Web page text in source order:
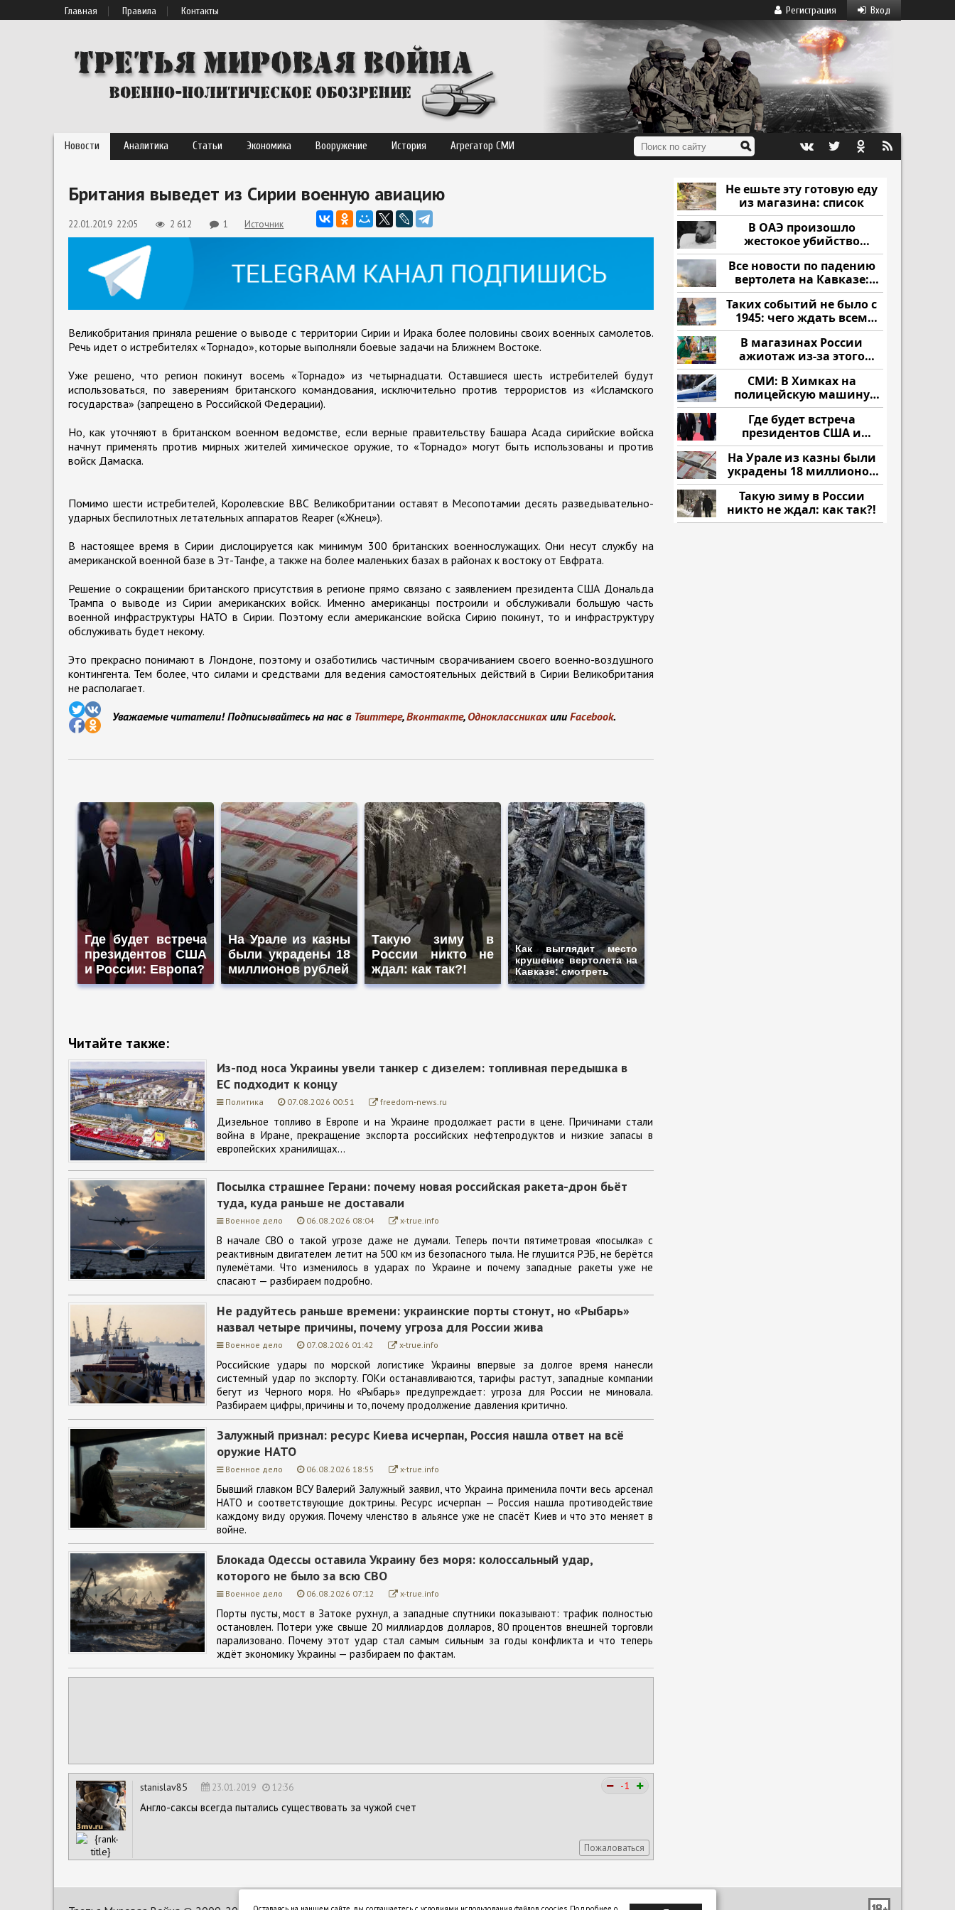
Главная Правила Контакты Вход
Регистрация
Новости Аналитика Статьи Экономика Вооружение История Агрегатор СМИ
Британия выведет из Сирии военную авиацию
22.01.2019 22:05 2 612 1 Источник
Великобритания приняла решение о выводе с территории Сирии и Ирака более половины своих военных самолетов.
Речь идет о истребителях «Торнадо», которые выполняли боевые задачи на Ближнем Востоке.
Уже решено, что регион покинут восемь «Торнадо» из четырнадцати. Оставшиеся шесть истребителей будут
использоваться, по заверениям британского командования, исключительно против террористов из «Исламского
государства» (запрещено в Российской Федерации).
Но, как уточняют в британском военном ведомстве, если верные правительству Башара Асада сирийские войска
начнут применять против мирных жителей химическое оружие, то «Торнадо» могут быть использованы и против
войск Дамаска.
Помимо шести истребителей, Королевские ВВС Великобритании оставят в Месопотамии десять разведывательно-
ударных беспилотных летательных аппаратов Reaper («Жнец»).
В настоящее время в Сирии дислоцируется как минимум 300 британских военнослужащих. Они несут службу на
американской военной базе в Эт-Танфе, а также на более маленьких базах в районах к востоку от Евфрата.
Решение о сокращении британского присутствия в регионе прямо связано с заявлением президента США Дональда
Трампа о выводе из Сирии американских войск. Именно американцы построили и обслуживали большую часть
военной инфраструктуры НАТО в Сирии. Поэтому если американские войска Сирию покинут, то и инфраструктуру
обслуживать будет некому.
Это прекрасно понимают в Лондоне, поэтому и озаботились частичным сворачиванием своего военно-воздушного
контингента. Тем более, что силами и средствами для ведения самостоятельных действий в Сирии Великобритания
не располагает.
Уважаемые читатели! Подписывайтесь на нас в Твиттере,Вконтакте, Одноклассникахили Facebook.
Где будет встреча
президентов США
и России: Европа?
На Урале из казны
были украдены 18
миллионов рублей
Такую зиму в
России никто не
ждал: как так?!
Как выглядит место
крушение вертолета на
Кавказе: смотреть
Читайте также:
Из-под носа Украины увели танкер с дизелем: топливная передышка в
ЕС подходит к концу
Политика 07.08.2026 00:51 freedom-news.ru
Дизельное топливо в Европе и на Украине продолжает расти в цене. Причинами стали
война в Иране, прекращение экспорта российских нефтепродуктов и низкие запасы в
европейских хранилищах...
Посылка страшнее Герани: почему новая российская ракета-дрон бьёт
туда, куда раньше не доставали
Военное дело 06.08.2026 08:04 x-true.info
В начале СВО о такой угрозе даже не думали. Теперь почти пятиметровая «посылка» с
реактивным двигателем летит на 500 км из безопасного тыла. Не глушится РЭБ, не берётся
пулемётами. Что изменилось в ударах по Украине и почему западные ракеты уже не
спасают — разбираем подробно.
Не радуйтесь раньше времени: украинские порты стонут, но «Рыбарь»
назвал четыре причины, почему угроза для России жива
Военное дело 07.08.2026 01:42 x-true.info
Российские удары по морской логистике Украины впервые за долгое время нанесли
системный удар по экспорту. ГОКи останавливаются, тарифы растут, западные компании
бегут из Черного моря. Но «Рыбарь» предупреждает: угроза для России не миновала.
Разбираем цифры, причины и то, почему продолжение давления критично.
Залужный признал: ресурс Киева исчерпан, Россия нашла ответ на всё
оружие НАТО
Военное дело 06.08.2026 18:55 x-true.info
Бывший главком ВСУ Валерий Залужный заявил, что Украина применила почти весь арсенал
НАТО и соответствующие доктрины. Ресурс исчерпан — Россия нашла противодействие
каждому виду оружия. Почему членство в альянсе уже не спасёт Киев и что это меняет в
войне.
Блокада Одессы оставила Украину без моря: колоссальный удар,
которого не было за всю СВО
Военное дело 06.08.2026 07:12 x-true.info
Порты пусты, мост в Затоке рухнул, а западные спутники показывают: трафик полностью
остановлен. Потери уже свыше 20 миллиардов долларов, 80 процентов внешней торговли
парализовано. Почему этот удар стал самым сильным за годы конфликта и что теперь
ждёт экономику Украины — разбираем по фактам.
stanislav85 23.01.2019 12:36 -1
Англо-саксы всегда пытались существовать за чужой счет
Пожаловаться
Не ешьте эту готовую еду
из магазина: список
В ОАЭ произошло
жестокое убийство
криптомиллионера
Все новости по падению
вертолета на Кавказе:
читать здесь
Таких событий не было с
1945: чего ждать всем
нам?
В магазинах России
ажиотаж из-за этого
продукта: что купить?
СМИ: В Химках на
полицейскую машину
напали и подожгли.
Где будет встреча
президентов США и
России: Европа?
На Урале из казны были
украдены 18 миллионов
рублей
Такую зиму в России
никто не ждал: как так?!